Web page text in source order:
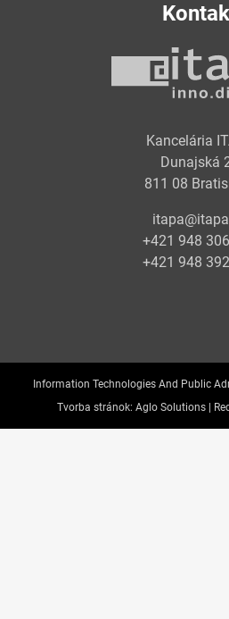
Kancelária
Dunajská
811 08
+421 948
+421 948
Information Technologies And Public
Tvorba stránok: Aglo Solutions |